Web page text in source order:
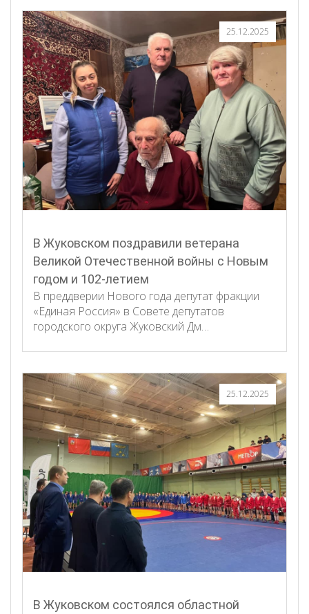
25.12.2025
В Жуковском поздравили ветерана
Великой Отечественной войны с Новым
годом и 102-летием
В преддверии Нового года депутат фракции
«Единая Россия» в Совете депутатов
городского округа Жуковский Дм…
25.12.2025
В Жуковском состоялся областной